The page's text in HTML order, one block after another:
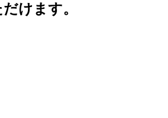
けます。